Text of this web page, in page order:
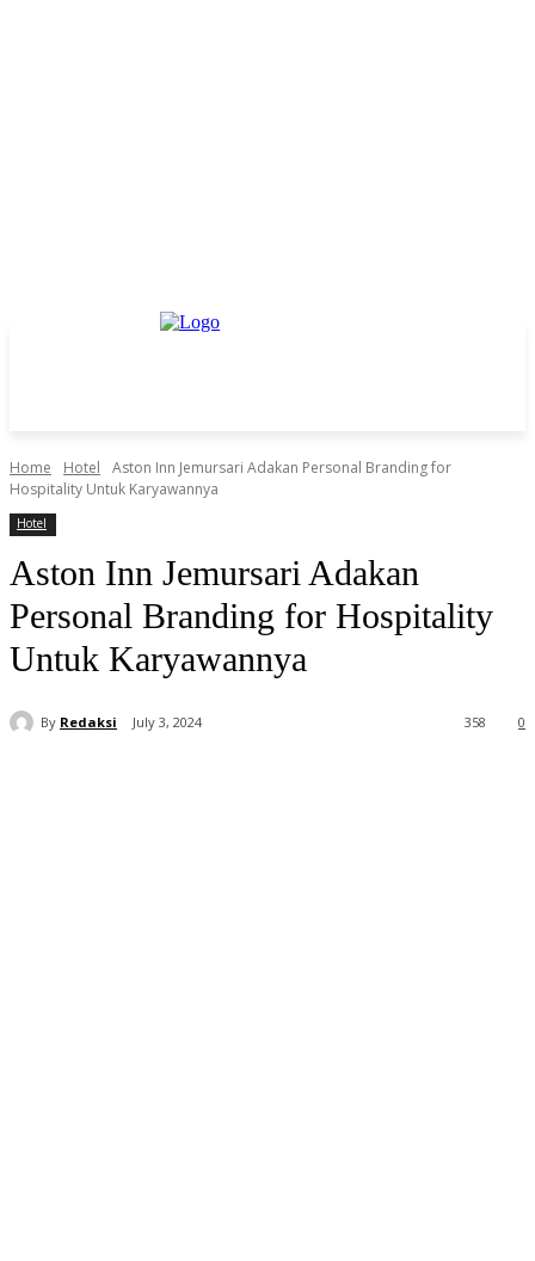
Home Hotel
Aston Inn Jemursari Adakan Personal Branding for
Hospitality Untuk Karyawannya
Hotel
Aston Inn Jemursari Adakan
Personal Branding for Hospitality
Untuk Karyawannya
By Redaksi July 3, 2024 0
358